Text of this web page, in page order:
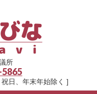
所
日、年末年始除く ]